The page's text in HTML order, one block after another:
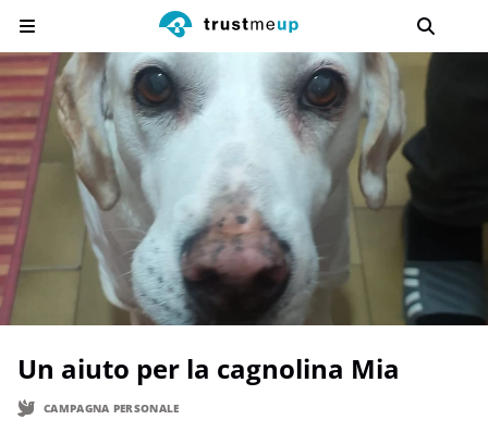
Un aiuto per la cagnolina Mia
CAMPAGNA PERSONALE